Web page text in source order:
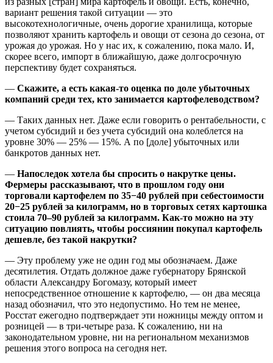
вариант решения такой ситуации — это
высокотехнологичные, очень дорогие хранилища, которые
позволяют хранить картофель и овощи от сезона до сезона, от
урожая до урожая. Но у нас их, к сожалению, пока мало. И,
скорее всего, импорт в ближайшую, даже долгосрочную
перспективу будет сохраняться.
— Скажите, а есть какая-то оценка по доле убыточных
компаний среди тех, кто занимается картофелеводством?
— Таких данных нет. Даже если говорить о рентабельности, с
учетом субсидий и без учета субсидий она колеблется на
уровне 30% — 25% — 15%. А по [доле] убыточных или
банкротов данных нет.
— Напоследок хотела бы спросить о накрутке цены.
Фермеры рассказывают, что в прошлом году они
торговали картофелем по 35−40 рублей при себестоимости
20−25 рублей за килограмм, но в торговых сетях картошка
стоила 70–90 рублей за килограмм. Как-то можно на эту
ситуацию повлиять, чтобы россиянин покупал картофель
дешевле, без такой накрутки?
— Эту проблему уже не один год мы обозначаем. Даже
десятилетия. Отдать должное даже губернатору Брянской
области Александру Богомазу, который имеет
непосредственное отношение к картофелю, — он два месяца
назад обозначил, что это недопустимо. Но тем не менее,
Росстат ежегодно подтверждает эти ножницы между оптом и
розницей — в три-четыре раза. К сожалению, ни на
законодательном уровне, ни на региональном механизмов
решения этого вопроса на сегодня нет.